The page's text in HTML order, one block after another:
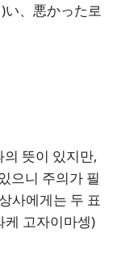
い、悪かった로
뜻이 있지만,
으니 주의가 필
사에게는 두 표
케 고자이마셍)